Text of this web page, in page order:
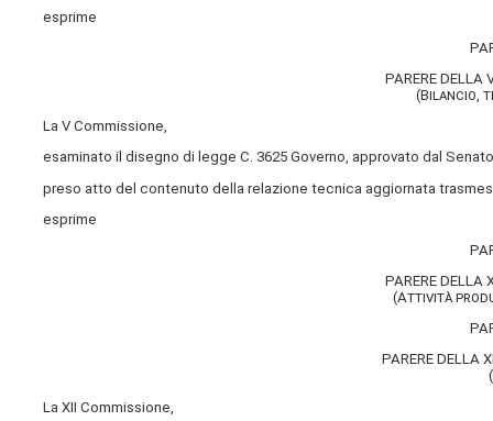
esprime
PARERE DELLA
(Bilancio,
La V Commissione,
esaminato il disegno di legge C. 3625 Governo, approvato dal
preso atto del contenuto della relazione tecnica aggiornata
esprime
PARERE DELLA
(Attività
PARERE DELLA
La XII Commissione,